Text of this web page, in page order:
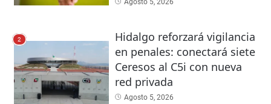
Agosto 5, 2026
2
Hidalgo reforzará vigilancia
en penales: conectará siete
Ceresos al C5i con nueva
red privada
Agosto 5, 2026